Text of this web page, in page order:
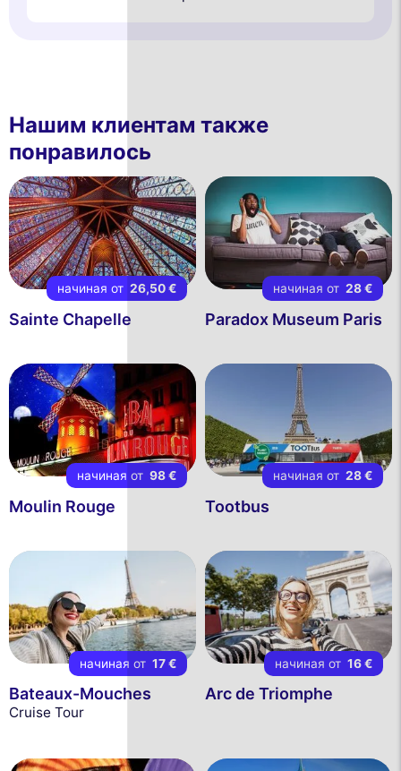
Нашим клиентам также
понравилось
начиная от 26,50 €
Sainte Chapelle
начиная от 28 €
Paradox Museum Paris
начиная от 98 €
Moulin Rouge
начиная от 28 €
Tootbus
начиная от 17 €
Bateaux-Mouches
Cruise Tour
начиная от 16 €
Arc de Triomphe